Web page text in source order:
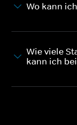
Wo kann
Wie viele
kann ich